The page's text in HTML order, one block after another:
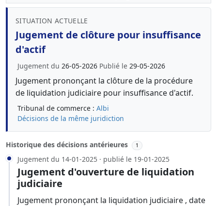
SITUATION ACTUELLE
Jugement de clôture pour insuffisance
d'actif
Jugement du 26-05-2026 Publié le 29-05-2026
Jugement prononçant la clôture de la procédure
de liquidation judiciaire pour insuffisance d'actif.
Tribunal de commerce : Albi
Décisions de la même juridiction
Historique des décisions antérieures 1
Jugement du 14-01-2025 · publié le 19-01-2025
Jugement d'ouverture de liquidation
judiciaire
Jugement prononçant la liquidation judiciaire , date